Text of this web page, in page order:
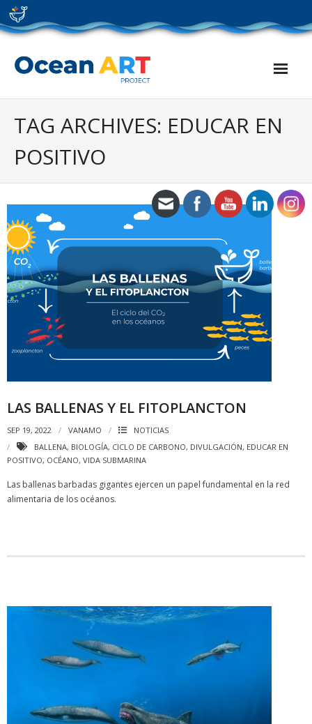
Skip
to
content
TAG ARCHIVES: EDUCAR EN
POSITIVO
LAS BALLENAS Y EL FITOPLANCTON
SEP 19, 2022 VANAMO
NOTICIAS
BALLENA, BIOLOGÍA, CICLO DE CARBONO, DIVULGACIÓN, EDUCAR EN
POSITIVO, OCÉANO, VIDA SUBMARINA
Las ballenas barbadas gigantes ejercen un papel fundamental en la red
alimentaria de los océanos.